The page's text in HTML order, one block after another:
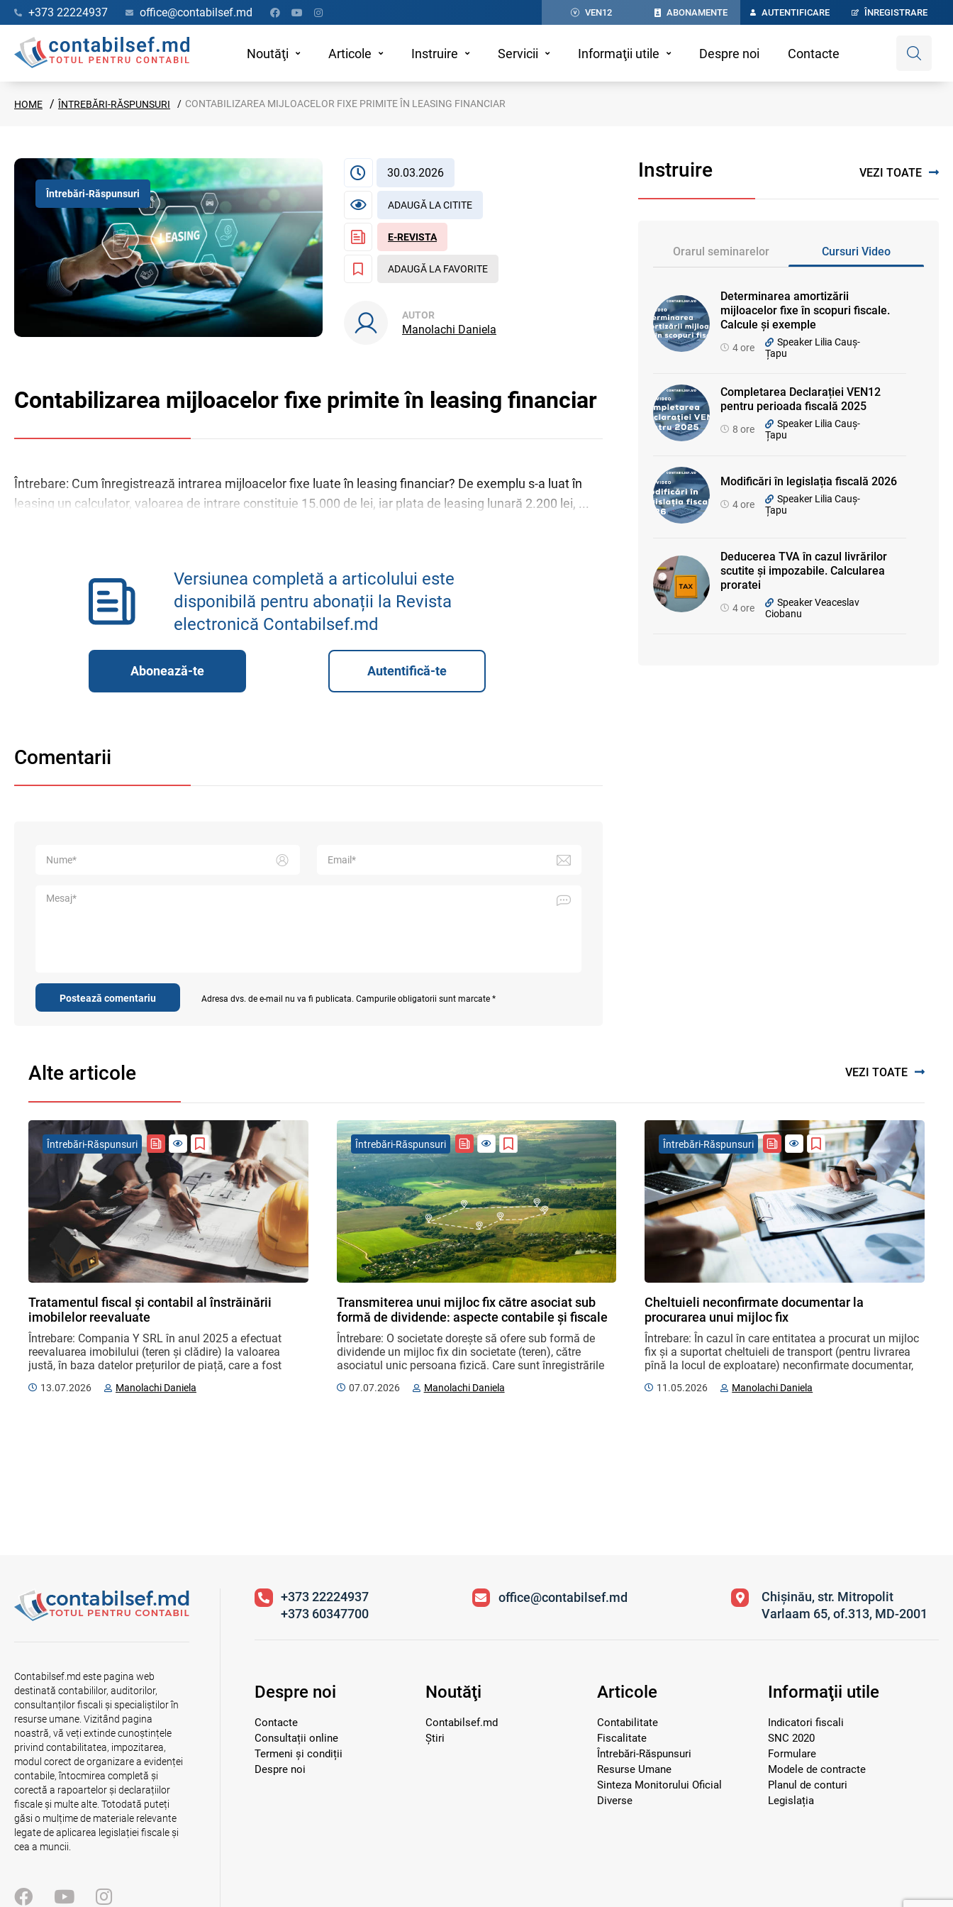
+373 22224937 office@contabilsef.md VEN12 ABONAMENTE AUTENTIFICARE ÎNREGISTRARE
Noutăţi Articole Instruire Servicii Informaţii utile Despre noi Contacte
HOME ÎNTREBĂRI-RĂSPUNSURI CONTABILIZAREA MIJLOACELOR FIXE PRIMITE ÎN LEASING FINANCIAR
Întrebări-Răspunsuri
30.03.2026
ADAUGĂ LA CITITE
E-REVISTA
ADAUGĂ LA FAVORITE
AUTOR
Manolachi Daniela
Contabilizarea mijloacelor fixe primite în leasing financiar
Întrebare: Cum înregistrează intrarea mijloacelor fixe luate în leasing financiar? De exemplu s-a luat în
leasing un calculator, valoarea de intrare constituie 15.000 de lei, iar plata de leasing lunară 2.200 lei, ...
Versiunea completă a articolului este
disponibilă pentru abonații la Revista
electronică Contabilsef.md
Abonează-te Autentifică-te
Comentarii
Postează comentariu Adresa dvs. de e-mail nu va fi publicata. Campurile obligatorii sunt marcate *
Instruire VEZI TOATE
Orarul seminarelor Cursuri Video
Determinarea amortizării
mijloacelor fixe în scopuri fiscale.
Calcule și exemple
4 ore
Speaker Lilia Cauș-
Țapu
Completarea Declarației VEN12
pentru perioada fiscală 2025
8 ore
Speaker Lilia Cauș-
Țapu
Modificări în legislația fiscală 2026
4 ore
Speaker Lilia Cauș-
Țapu
Deducerea TVA în cazul livrărilor
scutite și impozabile. Calcularea
proratei
4 ore
Speaker Veaceslav
Ciobanu
Alte articole VEZI TOATE
Tratamentul fiscal și contabil al înstrăinării
imobilelor reevaluate
Întrebare: Compania Y SRL în anul 2025 a efectuat
reevaluarea imobilului (teren și clădire) la valoarea
justă, în baza datelor prețurilor de piață, care a fost
13.07.2026 Manolachi Daniela
Întrebări-Răspunsuri
Transmiterea unui mijloc fix către asociat sub
formă de dividende: aspecte contabile și fiscale
Întrebare: O societate dorește să ofere sub formă de
dividende un mijloc fix din societate (teren), către
asociatul unic persoana fizică. Care sunt înregistrările
07.07.2026 Manolachi Daniela
Întrebări-Răspunsuri
Cheltuieli neconfirmate documentar la
procurarea unui mijloc fix
Întrebare: În cazul în care entitatea a procurat un mijloc
fix și a suportat cheltuieli de transport (pentru livrarea
pînă la locul de exploatare) neconfirmate documentar,
11.05.2026 Manolachi Daniela
Întrebări-Răspunsuri
Contabilsef.md este pagina web
destinată contabililor, auditorilor,
consultanților fiscali și specialiștilor în
resurse umane. Vizitând pagina
noastră, vă veți extinde cunoștințele
privind contabilitatea, impozitarea,
modul corect de organizare a evidenței
contabile, întocmirea completă și
corectă a rapoartelor și declarațiilor
fiscale și multe alte. Totodată puteți
găsi o mulțime de materiale relevante
legate de aplicarea legislației fiscale și
cea a muncii.
+373 22224937
+373 60347700
office@contabilsef.md
Chișinău, str. Mitropolit
Varlaam 65, of.313, MD-2001
Despre noi
Contacte
Consultații online
Termeni și condiții
Despre noi
Noutăţi
Contabilsef.md
Știri
Articole
Contabilitate
Fiscalitate
Întrebări-Răspunsuri
Resurse Umane
Sinteza Monitorului Oficial
Diverse
Informaţii utile
Indicatori fiscali
SNC 2020
Formulare
Modele de contracte
Planul de conturi
Legislația